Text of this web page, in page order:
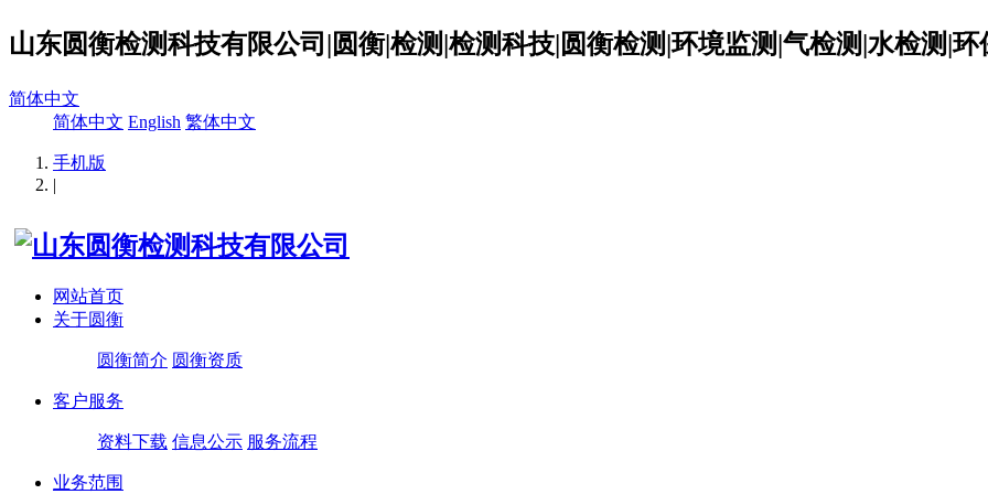
山东圆衡检测科技有限公司|圆衡|检测|检测科技|圆衡检测|环境监测|气检测|水检测|环
简体中文
简体中文 English 繁体中文
手机版
|
网站首页
关于圆衡
圆衡简介 圆衡资质
客户服务
资料下载 信息公示 服务流程
业务范围